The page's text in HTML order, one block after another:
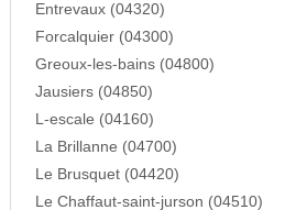
Entrevaux (04320)
Forcalquier (04300)
Greoux-les-bains (04800)
Jausiers (04850)
L-escale (04160)
La Brillanne (04700)
Le Brusquet (04420)
Le Chaffaut-saint-jurson (04510)